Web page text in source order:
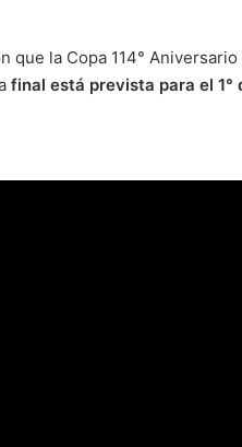
que la Copa 114°
final está prevista para el 1°